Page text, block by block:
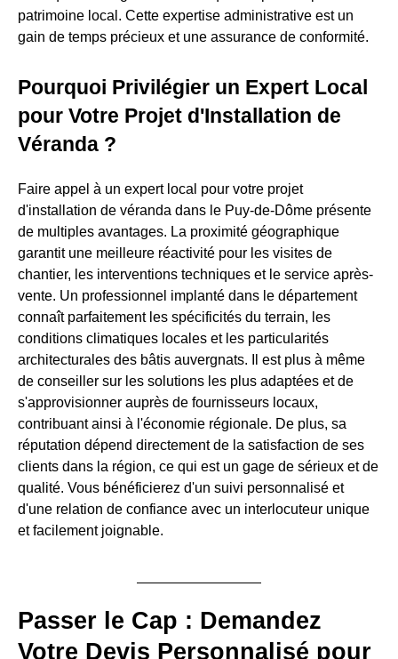
patrimoine local. Cette expertise administrative est un
gain de temps précieux et une assurance de conformité.
Pourquoi Privilégier un Expert Local
pour Votre Projet d'Installation de
Véranda ?
Faire appel à un expert local pour votre projet
d'installation de véranda dans le Puy-de-Dôme présente
de multiples avantages. La proximité géographique
garantit une meilleure réactivité pour les visites de
chantier, les interventions techniques et le service après-
vente. Un professionnel implanté dans le département
connaît parfaitement les spécificités du terrain, les
conditions climatiques locales et les particularités
architecturales des bâtis auvergnats. Il est plus à même
de conseiller sur les solutions les plus adaptées et de
s'approvisionner auprès de fournisseurs locaux,
contribuant ainsi à l'économie régionale. De plus, sa
réputation dépend directement de la satisfaction de ses
clients dans la région, ce qui est un gage de sérieux et de
qualité. Vous bénéficierez d'un suivi personnalisé et
d'une relation de confiance avec un interlocuteur unique
et facilement joignable.
Passer le Cap : Demandez
Votre Devis Personnalisé pour